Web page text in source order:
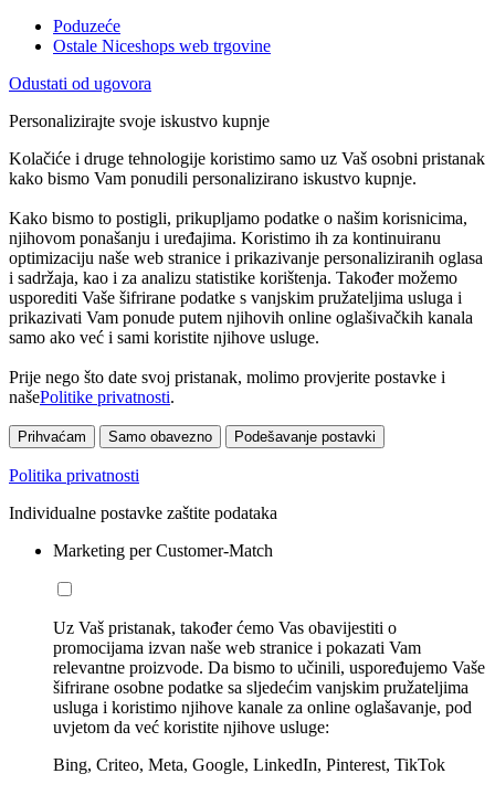
Poduzeće
Ostale Niceshops web trgovine
Odustati od ugovora
Personalizirajte svoje iskustvo kupnje
Kolačiće i druge tehnologije koristimo samo uz Vaš osobni pristanak
kako bismo Vam ponudili personalizirano iskustvo kupnje.
Kako bismo to postigli, prikupljamo podatke o našim korisnicima,
njihovom ponašanju i uređajima. Koristimo ih za kontinuiranu
optimizaciju naše web stranice i prikazivanje personaliziranih oglasa
i sadržaja, kao i za analizu statistike korištenja. Također možemo
usporediti Vaše šifrirane podatke s vanjskim pružateljima usluga i
prikazivati Vam ponude putem njihovih online oglašivačkih kanala
samo ako već i sami koristite njihove usluge.
Prije nego što date svoj pristanak, molimo provjerite postavke i
našePolitike privatnosti.
Prihvaćam Samo obavezno Podešavanje postavki
Politika privatnosti
Individualne postavke zaštite podataka
Marketing per Customer-Match
Uz Vaš pristanak, također ćemo Vas obavijestiti o
promocijama izvan naše web stranice i pokazati Vam
relevantne proizvode. Da bismo to učinili, uspoređujemo Vaše
šifrirane osobne podatke sa sljedećim vanjskim pružateljima
usluga i koristimo njihove kanale za online oglašavanje, pod
uvjetom da već koristite njihove usluge:
Bing, Criteo, Meta, Google, LinkedIn, Pinterest, TikTok